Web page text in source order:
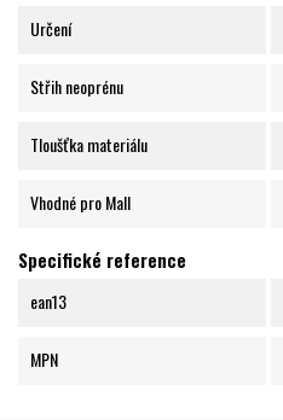
Určení
Střih neoprénu
Tloušťka materiálu
Vhodné pro Mall
Specifické reference
ean13
MPN